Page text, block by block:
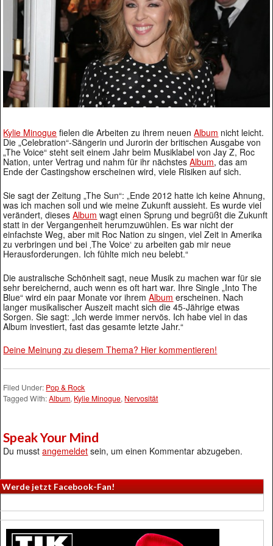
Kylie Minogue fielen die Arbeiten zu ihrem neuenAlbum nicht leicht.
Die „Celebration“-Sängerin und Jurorin der britischen Ausgabe von
„The Voice“ steht seit einem Jahr beim Musiklabel von Jay Z, Roc
Nation, unter Vertrag und nahm für ihr nächstesAlbum, das am
Ende der Castingshow erscheinen wird, viele Risiken auf sich.
Sie sagt der Zeitung „The Sun“: „Ende 2012 hatte ich keine Ahnung,
was ich machen soll und wie meine Zukunft aussieht. Es wurde viel
verändert, diesesAlbum wagt einen Sprung und begrüßt die Zukunft
statt in der Vergangenheit herumzuwühlen. Es war nicht der
einfachste Weg, aber mit Roc Nation zu singen, viel Zeit in Amerika
zu verbringen und bei ‚The Voice‘ zu arbeiten gab mir neue
Herausforderungen. Ich fühlte mich neu belebt.“
Die australische Schönheit sagt, neue Musik zu machen war für sie
sehr bereichernd, auch wenn es oft hart war. Ihre Single „Into The
Blue“ wird ein paar Monate vor ihremAlbum erscheinen. Nach
langer musikalischer Auszeit macht sich die 45-Jährige etwas
Sorgen. Sie sagt: „Ich werde immer nervös. Ich habe viel in das
Album investiert, fast das gesamte letzte Jahr.“
Deine Meinung zu diesem Thema? Hier kommentieren!
Filed Under: Pop & Rock
Tagged With:Album, Kylie Minogue, Nervosität
Speak Your Mind
Du musstangemeldet sein, um einen Kommentar abzugeben.
Werde jetzt Facebook-Fan!